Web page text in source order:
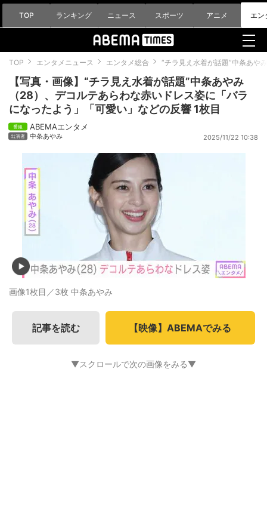
TOP ランキング ニュース スポーツ アニメ エン
TOP エンタメニュース エンタメ総合 “チラ見え水着が話題”中条あや
【写真・画像】“チラ見え水着が話題”中条あやみ
（28）、デコルテあらわな赤いドレス姿に「バラ
になったよう」「可愛い」などの反響 1枚目
ABEMAエンタメ
中条あやみ 2025/11/22 10:38
画像1枚目／3枚 中条あやみ
記事を読む 【映像】ABEMAでみる
▼スクロールで次の画像をみる▼